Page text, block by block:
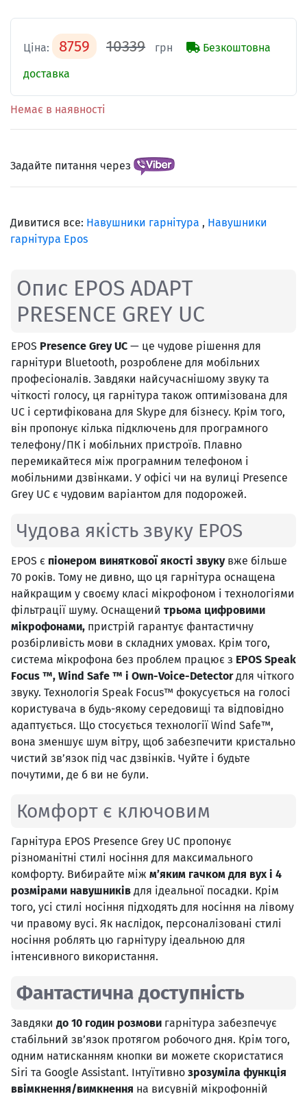
Ціна: 8759 10339 грн
Безкоштовна
доставка
Немає в наявності
Задайте питання через
Дивитися все: Навушники гарнітура , Навушники
гарнітура Epos
Опис EPOS ADAPT
PRESENCE GREY UC
EPOS Presence Grey UC — це чудове рішення для
гарнітури Bluetooth, розроблене для мобільних
професіоналів. Завдяки найсучаснішому звуку та
чіткості голосу, ця гарнітура також оптимізована для
UC і сертифікована для Skype для бізнесу. Крім того,
він пропонує кілька підключень для програмного
телефону/ПК і мобільних пристроїв. Плавно
перемикайтеся між програмним телефоном і
мобільними дзвінками. У офісі чи на вулиці Presence
Grey UC є чудовим варіантом для подорожей.
Чудова якість звуку EPOS
EPOS є піонером виняткової якості звукувже більше
70 років. Тому не дивно, що ця гарнітура оснащена
найкращим у своєму класі мікрофоном і технологіями
фільтрації шуму. Оснащений трьома цифровими
мікрофонами, пристрій гарантує фантастичну
розбірливість мови в складних умовах. Крім того,
система мікрофона без проблем працює з EPOS Speak
Focus ™, Wind Safe ™ і Own-Voice-Detectorдля чіткого
звуку. Технологія Speak Focus™ фокусується на голосі
користувача в будь-якому середовищі та відповідно
адаптується. Що стосується технології Wind Safe™,
вона зменшує шум вітру, щоб забезпечити кристально
чистий зв’язок під час дзвінків. Чуйте і будьте
почутими, де б ви не були.
Комфорт є ключовим
Гарнітура EPOS Presence Grey UC пропонує
різноманітні стилі носіння для максимального
комфорту. Вибирайте між м’яким гачком для вух і 4
розмірами навушників для ідеальної посадки. Крім
того, усі стилі носіння підходять для носіння на лівому
чи правому вусі. Як наслідок, персоналізовані стилі
носіння роблять цю гарнітуру ідеальною для
інтенсивного використання.
Фантастична доступність
Завдяки до 10 годин розмови гарнітура забезпечує
стабільний зв’язок протягом робочого дня. Крім того,
одним натисканням кнопки ви можете скористатися
Siri та Google Assistant. Інтуїтивно зрозуміла функція
ввімкнення/вимкнення на висувній мікрофонній